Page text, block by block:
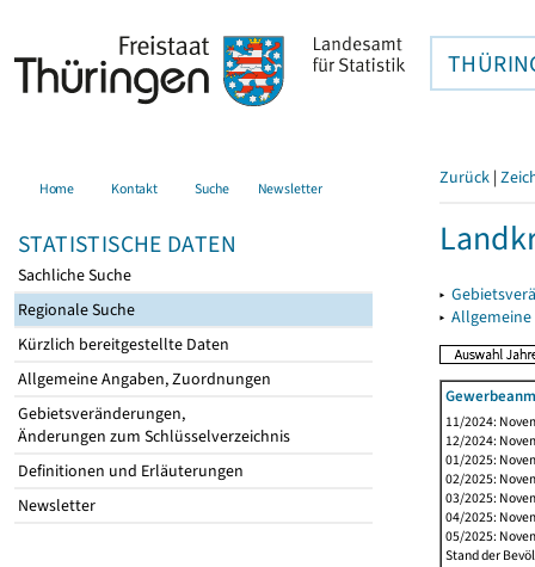
Home Kontakt Suche Newsletter
STATISTISCHE DATEN
Sachliche Suche
Regionale Suche
Kürzlich bereitgestellte Daten
Allgemeine Angaben, Zuordnungen
Gebietsveränderungen,
Änderungen zum Schlüsselverzeichnis
Definitionen und Erläuterungen
Newsletter
Zurück |
▸
▸
11/2024:
12/2024:
01/2025:
02/2025:
03/2025:
04/2025:
05/2025:
Stand der